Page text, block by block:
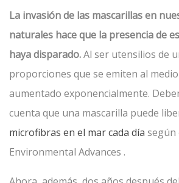
La invasión de las mascarillas en
naturales hace que la presencia de
haya disparado.Al ser utensilios de
proporciones que se emiten al
aumentado exponencialmente.
cuenta que una mascarilla puede
microfibras en el mar cada día según
Environmental Advances .